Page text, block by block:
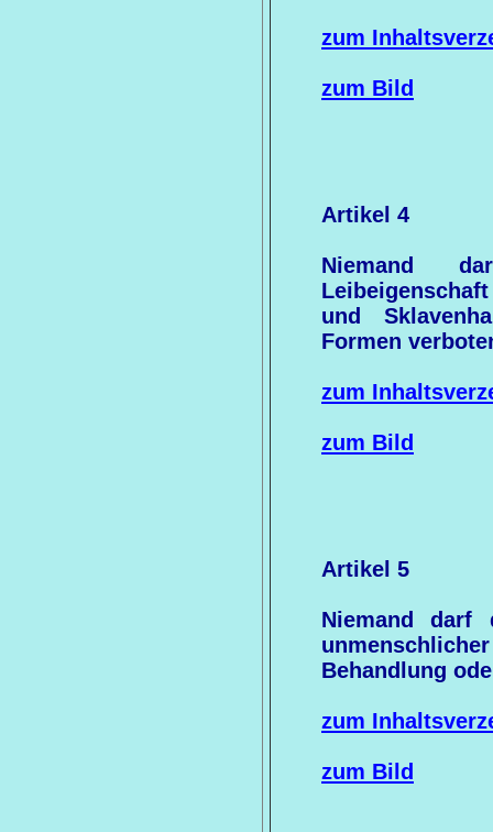
zum
zum Bild
Artikel 4
Niemand
und
Formen
zum
zum Bild
Artikel 5
Niemand darf
Behandlung
zum
zum Bild